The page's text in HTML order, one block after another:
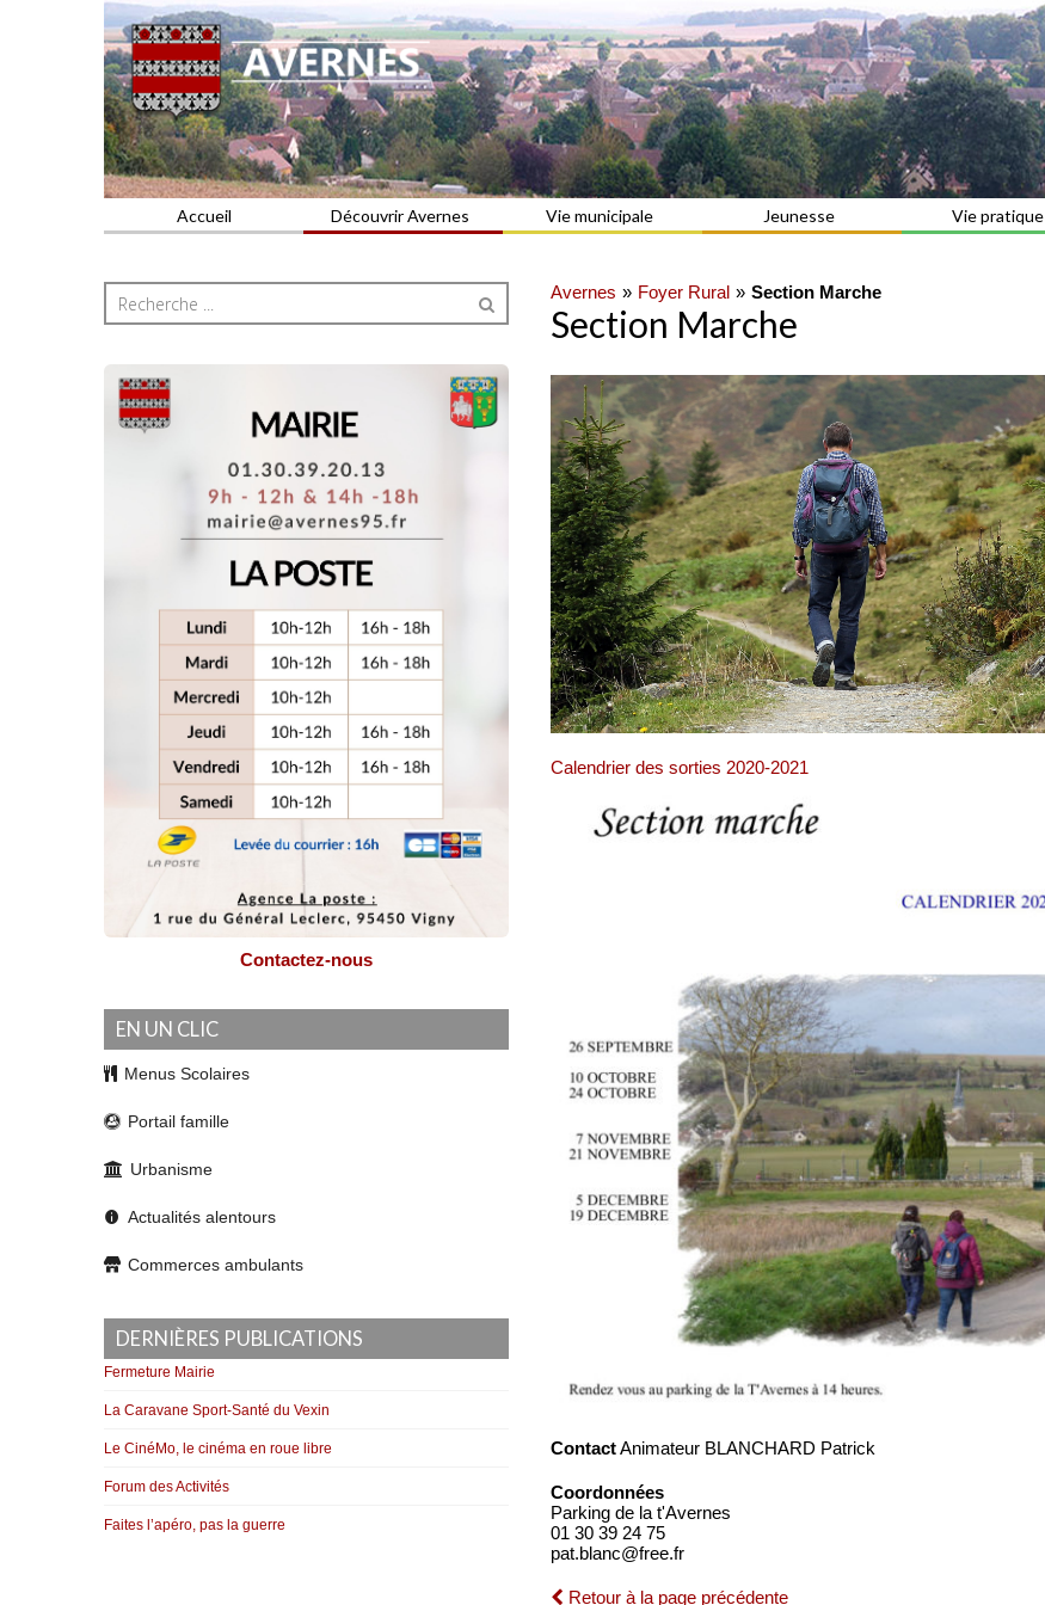
AVERNES
Commune du Val d'Oise
Accueil Découvrir Avernes Vie municipale Jeunesse Vie pratique
Avernes Foyer Rural Section Marche
Section Marche
Calendrier des sorties 2020-2021
ContactAnimateur BLANCHARD Patrick
Coordonnées
Parking de la t'Avernes
01 30 39 24 75
pat.blanc@free.fr
Retour à la page précédente
Contactez-nous
EN UN CLIC
Menus Scolaires
Portail famille
Urbanisme
Actualités alentours
Commerces ambulants
DERNIÈRES PUBLICATIONS
Fermeture Mairie
La Caravane Sport-Santé du Vexin
Le CinéMo, le cinéma en roue libre
Forum des Activités
Faites l’apéro, pas la guerre